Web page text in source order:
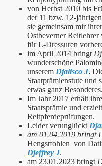
von Herbst 2010 bis
der 11 bzw. 12-
sie gemeinsam mir
Ostbeverner Reitlehrer
für L-Dressuren
im April 2014 bringt
wunderschöne
unserem Djalisco J.
Staatprämienstute und
etwas ganz Besonderes.
Im Jahr 2017 erhält
Staatsprämie und
Reitpferdeprüfungen.
Leider verunglückt
am 01.04.2019 bringt
Hengstfohlen von
Djeffrey J.
am 23.01.2023 bringt